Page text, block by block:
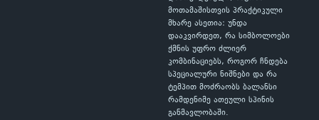
მოთამაშისთვის პრაქტიკული
მხარე ასეთია: უნდა
დააკვირდეთ, რა სიმბოლოები
ქმნის უფრო ძლიერ
კომბინაციებს, როგორ ჩნდება
სპეციალური ნიშნები და რა
ტემპით მოძრაობს ბალანსი
რამდენიმე ათეული სპინის
განმავლობაში.